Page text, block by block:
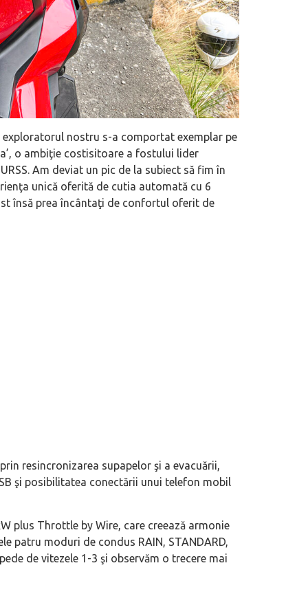
nostru s-a comportat exemplar pe
o ambiţie costisitoare a fostului lider
Am deviat un pic de la subiect să fim în
unică oferită de cutia automată cu 6
însă prea încântaţi de confortul oferit de
resincronizarea supapelor şi a evacuării,
şi posibilitatea conectării unui telefon mobil
plus Throttle by Wire, care creează armonie
patru moduri de condus RAIN, STANDARD,
de vitezele 1-3 şi observăm o trecere mai